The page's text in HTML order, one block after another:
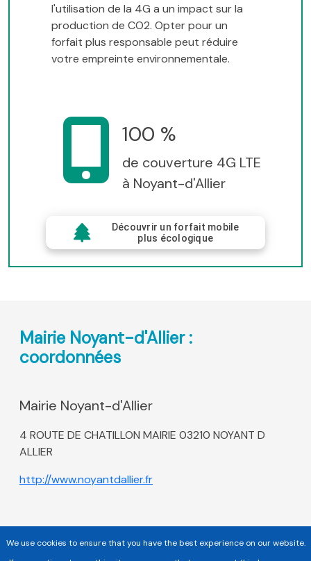
l'utilisation de la 4G a un impact sur la
production de CO2. Opter pour un
forfait plus responsable peut réduire
votre empreinte environnementale.
100 %
de couverture 4G LTE
à Noyant-d'Allier
Découvrir un forfait mobile
plus écologique
Mairie Noyant-d'Allier :
coordonnées
Mairie Noyant-d'Allier
4 ROUTE DE CHATILLON MAIRIE 03210 NOYANT D
ALLIER
http://www.noyantdallier.fr
We use cookies to ensure that you have the best experience on our website.